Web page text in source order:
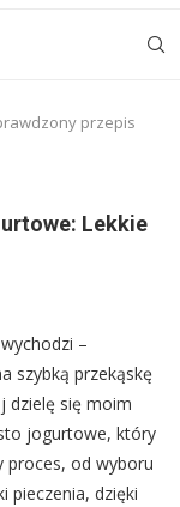
przepis
Lekkie
–
szybką przekąskę
dzielę się moim
jogurtowe, który
proces, od wyboru
pieczenia, dzięki